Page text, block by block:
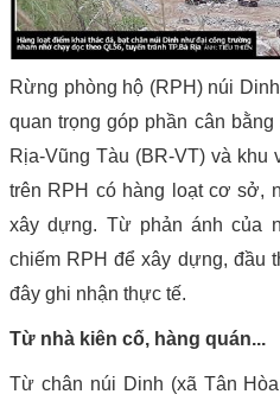
Rừng phòng hộ (RPH) núi
quan trọng góp phần cân
Rịa-Vũng Tàu (BR-VT) và
trên RPH có hàng loạt cơ sở,
xây dựng. Từ phản ánh của
chiếm RPH để xây dựng, đầu
đây ghi nhận thực tế.
Từ nhà kiên cố, hàng quán...
Từ chân núi Dinh (xã Tân